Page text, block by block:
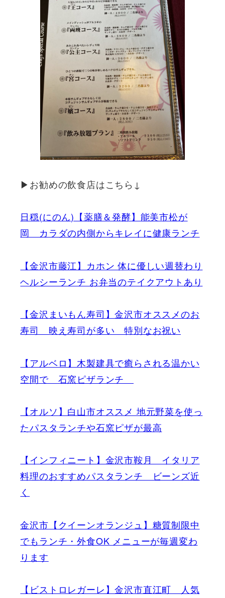
▶お勧めの飲食店はこちら↓
日穏(にのん)【薬膳＆発酵】能美市松が
岡 カラダの内側からキレイに健康ランチ
【金沢市藤江】カホン 体に優しい週替わり
ヘルシーランチ お弁当のテイクアウトあり
【金沢まいもん寿司】金沢市オススメのお
寿司 映え寿司が多い 特別なお祝い
【アルベロ】木製建具で癒らされる温かい
空間で 石窯ピザランチ
【オルソ】白山市オススメ 地元野菜を使っ
たパスタランチや石窯ピザが最高
【インフィニート】金沢市鞍月 イタリア
料理のおすすめパスタランチ ビーンズ近
く
金沢市【クイーンオランジュ】糖質制限中
でもランチ・外食OK メニューが毎週変わ
ります
【ビストロレガーレ】金沢市直江町 人気